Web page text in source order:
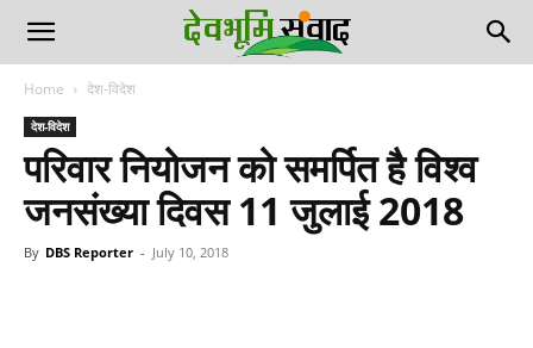
Home देश-विदेश
देश-विदेश
परिवार नियोजन को समर्पित है विश्व
जनसंख्या दिवस 11 जुलाई 2018
By DBS Reporter - July 10, 2018